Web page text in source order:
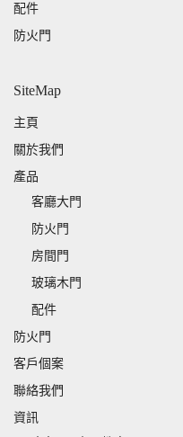
配件
防火門
SiteMap
主頁
關於我們
產品
客廳大門
防火門
房間門
玻璃木門
配件
防火門
客戶個案
聯絡我們
資訊